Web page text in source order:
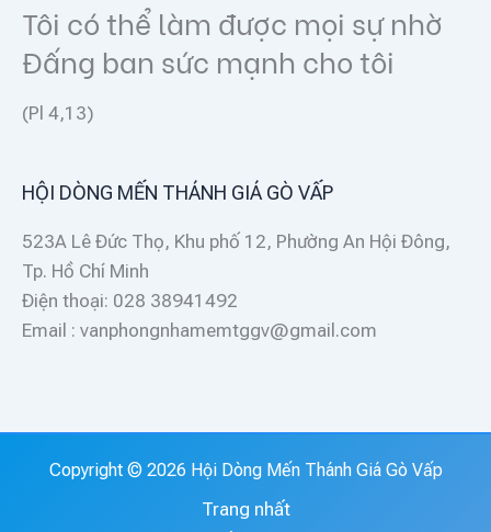
Tôi có thể làm được mọi sự nhờ
Đấng ban sức mạnh cho tôi
(Pl 4,13)
HỘI DÒNG MẾN THÁNH GIÁ GÒ VẤP
523A Lê Đức Thọ, Khu phố 12, Phường An Hội Đông,
Tp. Hồ Chí Minh
Điện thoại: 028 38941492
Email : vanphongnhamemtggv@gmail.com
Copyright © 2026 Hội Dòng Mến Thánh Giá Gò Vấp
Trang nhất